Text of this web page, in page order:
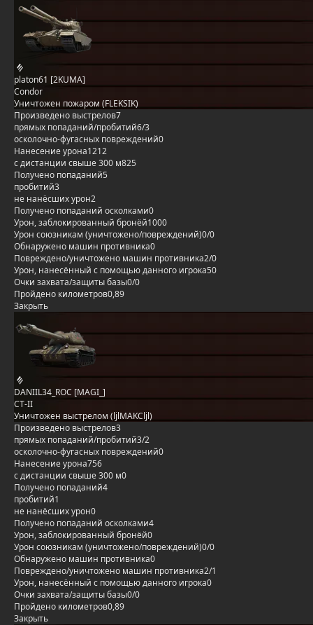
platon61 [2KUMA]
Condor
Уничтожен пожаром (FLEKSIK)
Произведено выстрелов7
прямых попаданий/пробитий6/3
осколочно-фугасных повреждений0
Нанесение урона1212
с дистанции свыше 300 м825
Получено попаданий5
пробитий3
не нанёсших урон2
Получено попаданий осколками0
Урон, заблокированный бронёй1000
Урон союзникам (уничтожено/повреждений)0/0
Обнаружено машин противника0
Повреждено/уничтожено машин противника2/0
Урон, нанесённый с помощью данного игрока50
Очки захвата/защиты базы0/0
Пройдено километров0,89
Закрыть
DANIIL34_ROC [MAGI_]
СТ-II
Уничтожен выстрелом (ljlMAKCljl)
Произведено выстрелов3
прямых попаданий/пробитий3/2
осколочно-фугасных повреждений0
Нанесение урона756
с дистанции свыше 300 м0
Получено попаданий4
пробитий1
не нанёсших урон0
Получено попаданий осколками4
Урон, заблокированный бронёй0
Урон союзникам (уничтожено/повреждений)0/0
Обнаружено машин противника0
Повреждено/уничтожено машин противника2/1
Урон, нанесённый с помощью данного игрока0
Очки захвата/защиты базы0/0
Пройдено километров0,89
Закрыть